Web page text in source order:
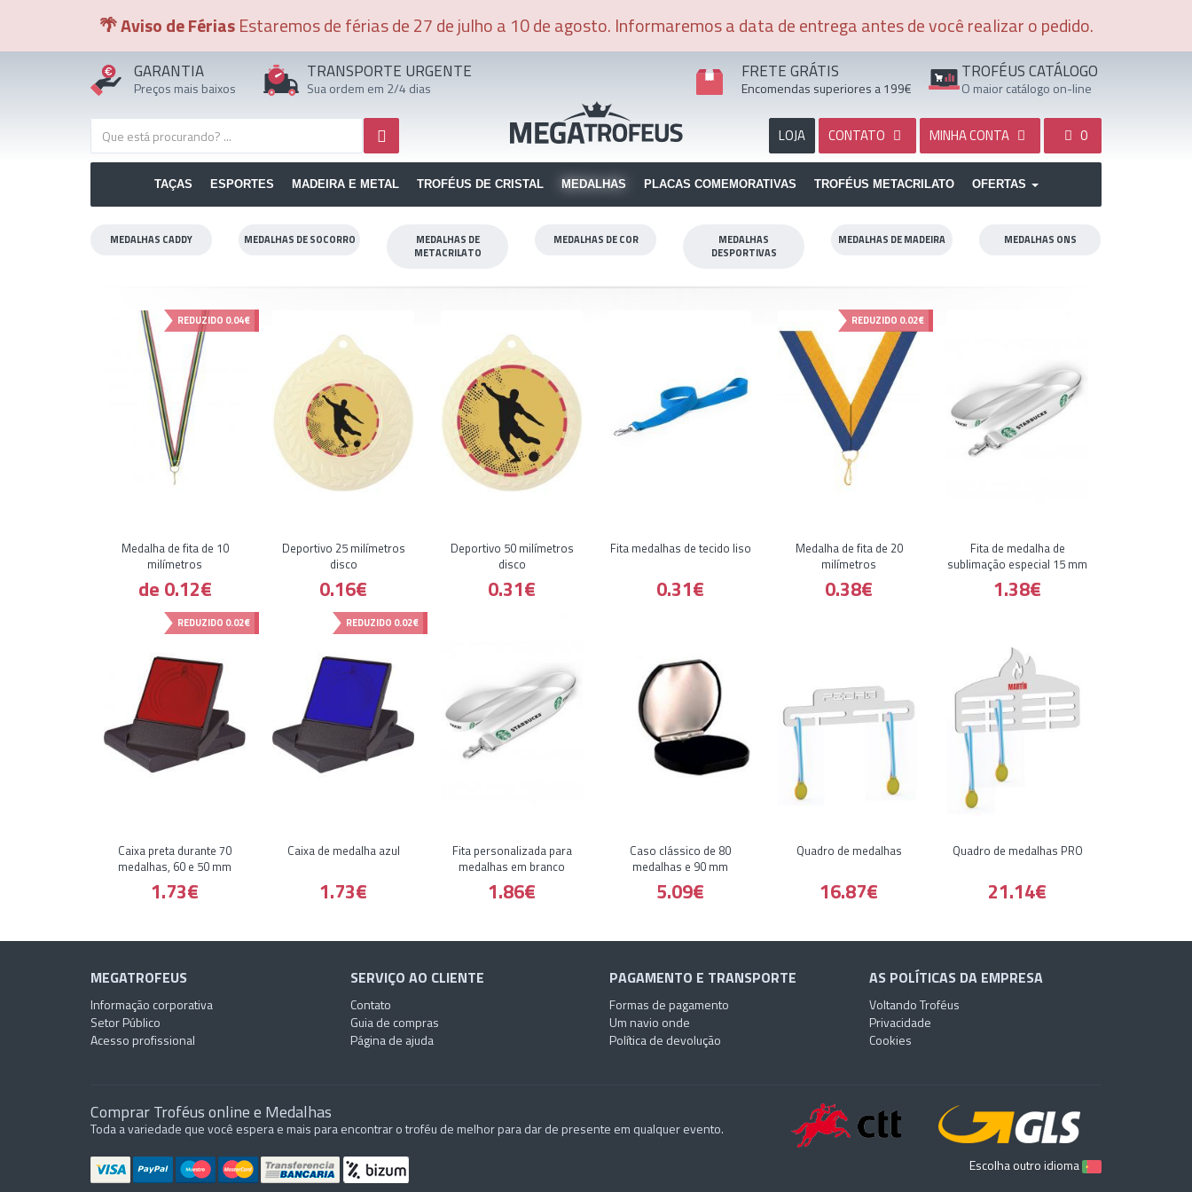
🌴 Aviso de FériasEstaremos de férias de 27 de julho a 10 de agosto. Informaremos a data de entrega antes de você realizar o pedido.
GARANTIA
Preços mais baixos
TRANSPORTE URGENTE
Sua ordem em 2/4 dias
FRETE GRÁTIS
Encomendas superiores a 199€
TROFÉUS CATÁLOGO
O maior catálogo on-line
LOJA CONTATO MINHA CONTA 0
TAÇAS ESPORTES MADEIRA E METAL TROFÉUS DE CRISTAL MEDALHAS PLACAS COMEMORATIVAS TROFÉUS METACRILATO OFERTAS
MEDALHAS CADDY MEDALHAS DE SOCORRO
MEDALHAS DE
METACRILATO
MEDALHAS DE COR
MEDALHAS
DESPORTIVAS
MEDALHAS DE MADEIRA MEDALHAS ONS
REDUZIDO 0.04€
Medalha de fita de 10
milímetros
de 0.12€
Deportivo 25 milímetros
disco
0.16€
Deportivo 50 milímetros
disco
0.31€
Fita medalhas de tecido liso
0.31€
REDUZIDO 0.02€
Medalha de fita de 20
milímetros
0.38€
Fita de medalha de
sublimação especial 15 mm
1.38€
REDUZIDO 0.02€
Caixa preta durante 70
medalhas, 60 e 50 mm
1.73€
REDUZIDO 0.02€
Caixa de medalha azul
1.73€
Fita personalizada para
medalhas em branco
1.86€
Caso clássico de 80
medalhas e 90 mm
5.09€
Quadro de medalhas
16.87€
Quadro de medalhas PRO
21.14€
MEGATROFEUS
Informação corporativa
Setor Público
Acesso profissional
SERVIÇO AO CLIENTE
Contato
Guia de compras
Página de ajuda
PAGAMENTO E TRANSPORTE
Formas de pagamento
Um navio onde
Política de devolução
AS POLÍTICAS DA EMPRESA
Voltando Troféus
Privacidade
Cookies
Comprar Troféus online e Medalhas
Toda a variedade que você espera e mais para encontrar o troféu de melhor para dar de presente em qualquer evento.
Escolha outro idioma